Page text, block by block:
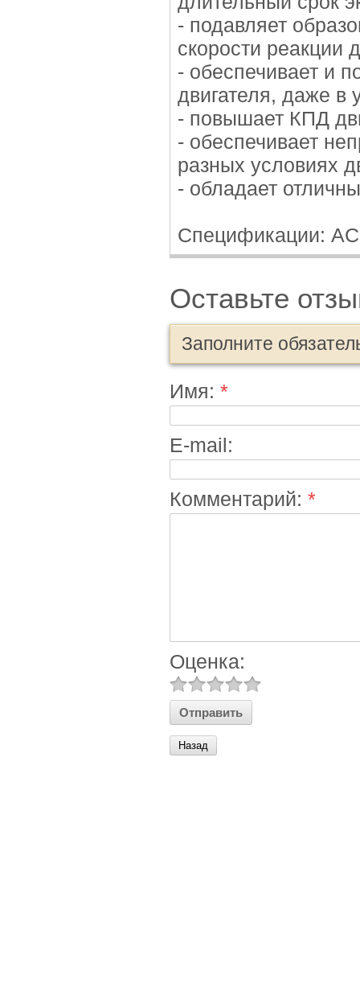
- подавляет
скорости реакции
- обеспечивает и
двигателя, даже в
- повышает КПД
- обеспечивает
разных условиях
- обладает
Спецификации:
Оставьте
Заполните
Имя: *
E-mail:
Комментарий: *
Оценка:
Назад